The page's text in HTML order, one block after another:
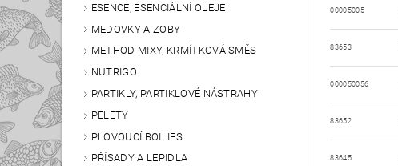
ESENCE, ESENCIÁLNÍ OLEJE
MEDOVKY A ZOBY
METHOD MIXY, KRMÍTKOVÁ SMĚS
NUTRIGO
PARTIKLY, PARTIKLOVÉ NÁSTRAHY
PELETY
PLOVOUCÍ BOILIES
PŘÍSADY A LEPIDLA
00005005
83653
000050056
83652
83645